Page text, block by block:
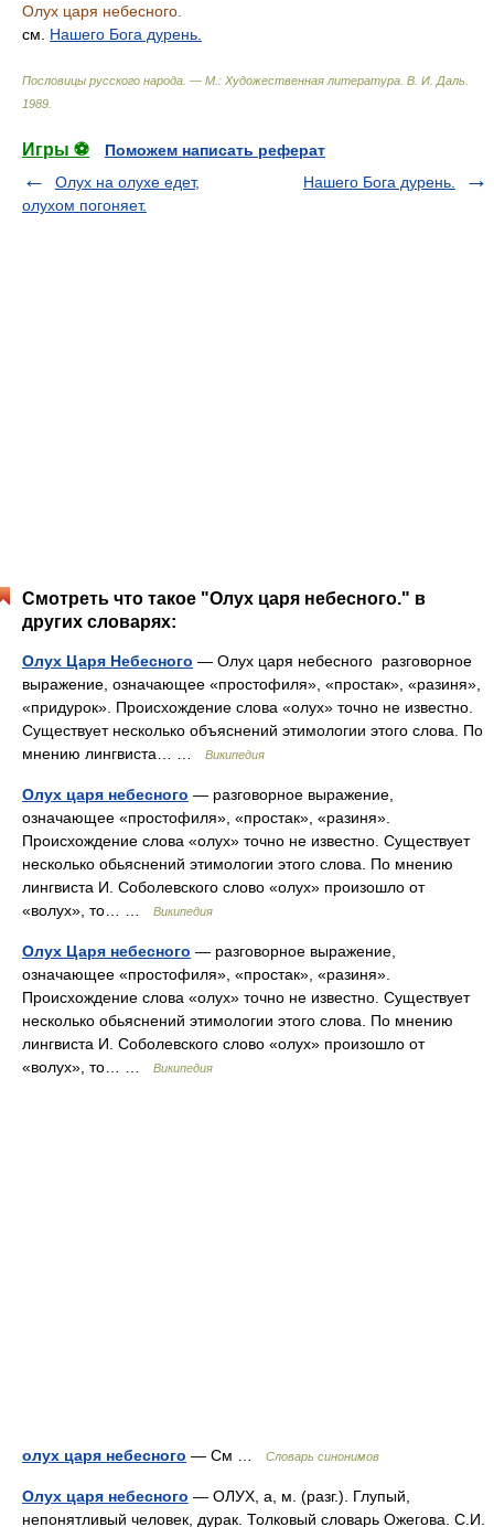
Олух царя небесного.
см. Нашего Бога дурень.
Пословицы русского народа. — М.: Художественная литература В. И. Даль
1989
Игры ⚽
Поможем написать реферат
Олух на олухе едет,
олухом погоняет.
Нашего Бога дурень.
Смотреть что такое "Олух царя небесного." в
других словарях:
Олух Царя Небесного — Олух царя небесного разговорное
выражение, означающее «простофиля», «простак», «разиня»,
«придурок». Происхождение слова «олух» точно не известно.
Существует несколько объяснений этимологии этого слова. По
мнению лингвиста… …
Википедия
Олух царя небесного — разговорное выражение,
означающее «простофиля», «простак», «разиня».
Происхождение слова «олух» точно не известно. Существует
несколько обьяснений этимологии этого слова. По мнению
лингвиста И. Соболевского слово «олух» произошло от
«волух», то… …
Википедия
Олух Царя небесного — разговорное выражение,
означающее «простофиля», «простак», «разиня».
Происхождение слова «олух» точно не известно. Существует
несколько обьяснений этимологии этого слова. По мнению
лингвиста И. Соболевского слово «олух» произошло от
«волух», то… …
Википедия
олух царя небесного — См … Словарь синонимов
Олух царя небесного — ОЛУХ, а, м. (разг.). Глупый,
непонятливый человек, дурак. Толковый словарь Ожегова. С.И.